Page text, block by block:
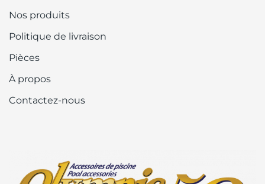
Nos produits
Politique de livraison
Pièces
À propos
Contactez-nous